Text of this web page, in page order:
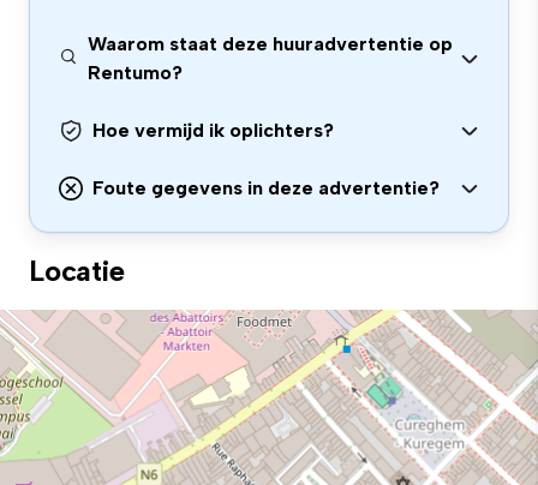
Waarom staat deze huuradvertentie op
Rentumo?
Hoe vermijd ik oplichters?
Foute gegevens in deze advertentie?
Locatie